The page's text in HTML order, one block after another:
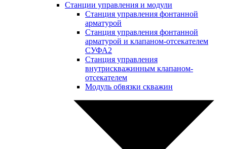
Станции управления и модули
Станция управления фонтанной
арматурой
Станция управления фонтанной
арматурой и клапаном-отсекателем
СУФА2
Станция управления
внутрискважинным клапаном-
отсекателем
Модуль обвязки скважин